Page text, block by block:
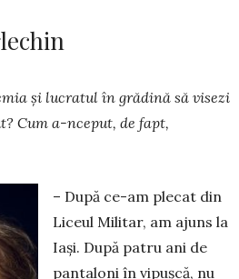
și lucratul în grădină să visezi
Cum a-nceput, de fapt,
– După ce-am plecat din
Liceul Militar, am ajuns la
Iași. După patru ani de
pantaloni în vipușcă, nu